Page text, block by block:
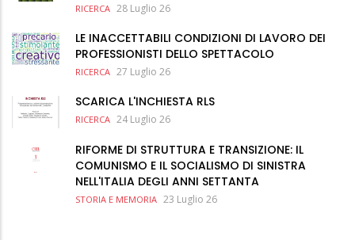
RICERCA 28 Luglio 26
LE INACCETTABILI CONDIZIONI DI LAVORO DEI
PROFESSIONISTI DELLO SPETTACOLO
RICERCA 27 Luglio 26
SCARICA L'INCHIESTA RLS
RICERCA 24 Luglio 26
RIFORME DI STRUTTURA E TRANSIZIONE: IL
COMUNISMO E IL SOCIALISMO DI SINISTRA
NELL'ITALIA DEGLI ANNI SETTANTA
STORIA E MEMORIA 23 Luglio 26